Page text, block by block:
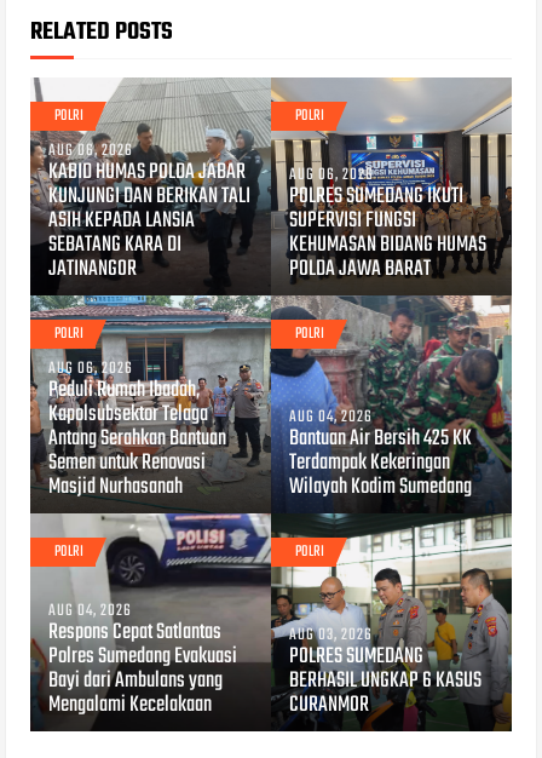
RELATED POSTS
POLRI
AUG 06, 2026
KABID HUMAS POLDA JABAR
KUNJUNGI DAN BERIKAN TALI
ASIH KEPADA LANSIA
SEBATANG KARA DI
JATINANGOR
POLRI
AUG 06, 2026
POLRES SUMEDANG IKUTI
SUPERVISI FUNGSI
KEHUMASAN BIDANG HUMAS
POLDA JAWA BARAT
POLRI
AUG 06, 2026
Peduli Rumah Ibadah,
Kapolsubsektor Telaga
Antang Serahkan Bantuan
Semen untuk Renovasi
Masjid Nurhasanah
POLRI
AUG 04, 2026
Bantuan Air Bersih 425 KK
Terdampak Kekeringan
Wilayah Kodim Sumedang
POLRI
AUG 04, 2026
Respons Cepat Satlantas
Polres Sumedang Evakuasi
Bayi dari Ambulans yang
Mengalami Kecelakaan
POLRI
AUG 03, 2026
POLRES SUMEDANG
BERHASIL UNGKAP 6 KASUS
CURANMOR